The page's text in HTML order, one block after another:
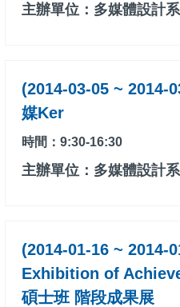
主辦單位：多媒體設計系
(2014-03-05 ~ 2014-
媒Ker
時間：9:30-16:30
主辦單位：多媒體設計系
(2014-01-16 ~ 2014-
Exhibition of
碩士班 階段成果展